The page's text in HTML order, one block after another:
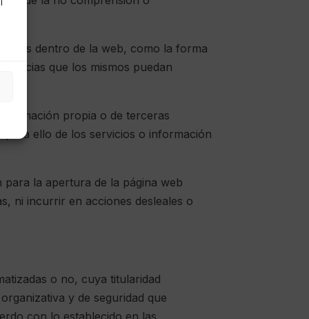
dentro de la web, como la forma
que los mismos puedan
propia o de terceras
para ello de los servicios o información
la apertura de la página web
ni incurrir en acciones desleales o
o no, cuya titularidad
y de seguridad que